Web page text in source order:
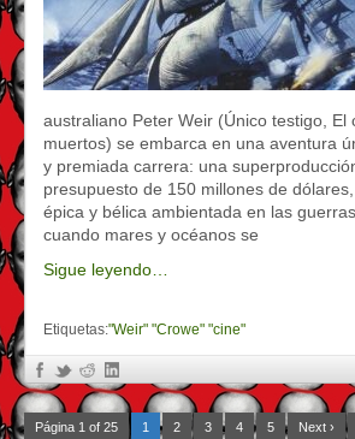
australiano Peter Weir (Único testigo, El
muertos) se embarca en una aventura
y premiada carrera: una
presupuesto de 150 millones de
épica y bélica ambientada en las
cuando mares y océanos se
Sigue leyendo…
Etiquetas:"Weir" "Crowe" "cine"
Página 1 of 25 1 2 3 4 5 Next ›